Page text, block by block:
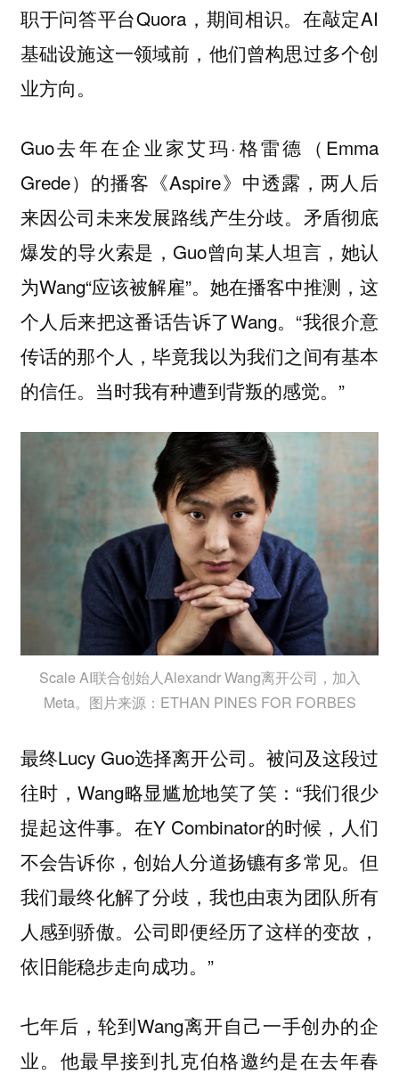
职于问答平台Quora，期间相识。在敲定AI
基础设施这一领域前，他们曾构思过多个创
业方向。
Guo去年在企业家艾玛·格雷德（Emma
Grede）的播客《Aspire》中透露，两人后
来因公司未来发展路线产生分歧。矛盾彻底
爆发的导火索是，Guo曾向某人坦言，她认
为Wang“应该被解雇”。她在播客中推测，这
个人后来把这番话告诉了Wang。“我很介意
传话的那个人，毕竟我以为我们之间有基本
的信任。当时我有种遭到背叛的感觉。”
Scale AI联合创始人Alexandr Wang离开公司，加入
Meta。图片来源：ETHAN PINES FOR FORBES
最终Lucy Guo选择离开公司。被问及这段过
往时，Wang略显尴尬地笑了笑：“我们很少
提起这件事。在Y Combinator的时候，人们
不会告诉你，创始人分道扬镳有多常见。但
我们最终化解了分歧，我也由衷为团队所有
人感到骄傲。公司即便经历了这样的变故，
依旧能稳步走向成功。”
七年后，轮到Wang离开自己一手创办的企
业。他最早接到扎克伯格邀约是在去年春